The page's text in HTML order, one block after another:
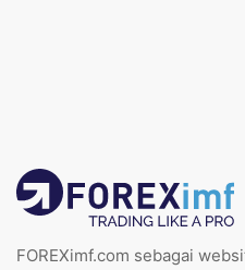
FOREXimf.com sebagai